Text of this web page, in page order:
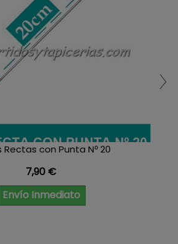
Rectas con Punta Nº 20
Precio
7,90 €
Envío Inmediato